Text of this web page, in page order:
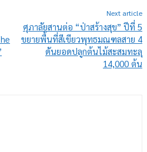
Next article
ศุภาลัยสานต่อ “ป่าสร้างสุข” ปีที่ 5
ขยายพื้นที่สีเขียวพุทธมณฑลสาย 4
ดันยอดปลูกต้นไม้สะสมทะลุ
14,000 ต้น